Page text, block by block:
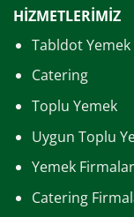
HİZMETLERİMİZ
Tabldot Yemek
Catering
Toplu Yemek
Uygun Toplu
Yemek
Catering